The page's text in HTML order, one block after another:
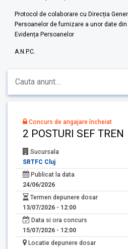
Protocol de colaborare cu Direcția
Persoanelor de furnizare a unor date
Evidența Persoanelor
A.N.P.C.
Concurs de angajare încheiat
2 POSTURI SEF TREN
Sucursala
SRTFC Cluj
Publicat la data
24/06/2026
Termen depunere dosar
13/07/2026 - 12:00
Data si ora concurs
15/07/2026 - 12:00
Locatie depunere dosar